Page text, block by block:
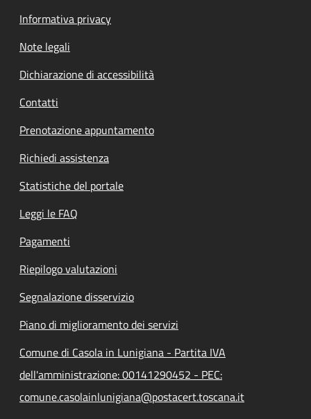
Informativa privacy
Note legali
Dichiarazione di accessibilità
Contatti
Prenotazione appuntamento
Richiedi assistenza
Statistiche del portale
Leggi le FAQ
Pagamenti
Riepilogo valutazioni
Segnalazione disservizio
Piano di miglioramento dei servizi
Comune di Casola in Lunigiana - Partita IVA
dell'amministrazione: 00141290452 - PEC:
comune.casolainlunigiana@postacert.toscana.it